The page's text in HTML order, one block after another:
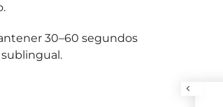
30–60 segundos